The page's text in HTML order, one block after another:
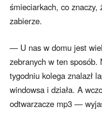
śmieciarkach, co znaczy,
zabierze.
— U nas w domu jest
zebranych w ten sposób.
tygodniu kolega znalazł
windowsa i działa. A
odtwarzacze mp3 —